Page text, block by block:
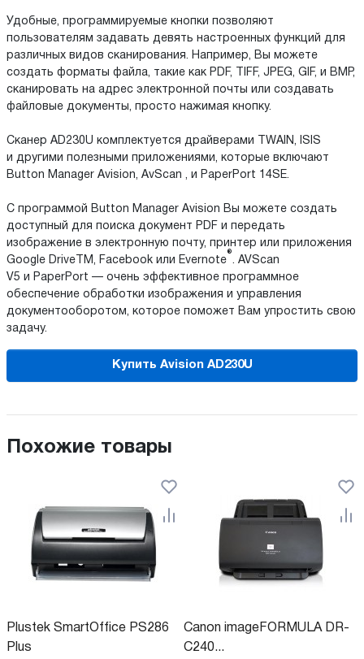
Удобные, программируемые кнопки позволяют
пользователям задавать девять настроенных функций для
различных видов сканирования. Например, Вы можете
создать форматы файла, такие как PDF, TIFF, JPEG, GIF, и BMP,
сканировать на адрес электронной почты или создавать
файловые документы, просто нажимая кнопку.
Сканер AD230U комплектуется драйверами TWAIN, ISIS
и другими полезными приложениями, которые включают
Button Manager Avision, AvScan , и PaperPort 14SE.
С программой Button Manager Avision Вы можете создать
доступный для поиска документ PDF и передать
изображение в электронную почту, принтер или приложения
Google DriveTM, Facebook или Evernote
®
. AVScan
V5 и PaperPort — очень эффективное программное
обеспечение обработки изображения и управления
документооборотом, которое поможет Вам упростить свою
задачу.
Купить Avision AD230U
Похожие товары
Plustek SmartOffice PS286
Plus
Canon imageFORMULA DR-
C240...